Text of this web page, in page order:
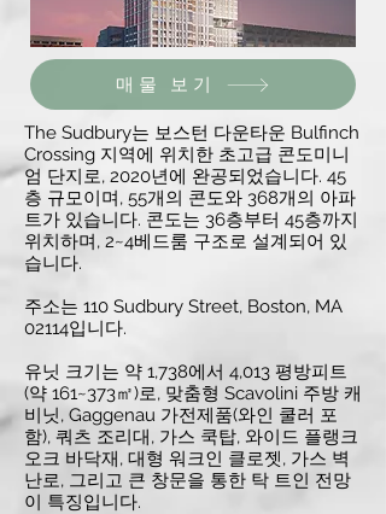
매물 보기
The Sudbury는 보스턴 다운타운 Bulfinch
Crossing 지역에 위치한 초고급 콘도미니
엄 단지로, 2020년에 완공되었습니다. 45
층 규모이며, 55개의 콘도와 368개의 아파
트가 있습니다. 콘도는 36층부터 45층까지
위치하며, 2~4베드룸 구조로 설계되어 있
습니다.
주소는 110 Sudbury Street, Boston, MA
02114입니다.
유닛 크기는 약 1,738에서 4,013 평방피트
(약 161~373㎡)로, 맞춤형 Scavolini 주방 캐
비닛, Gaggenau 가전제품(와인 쿨러 포
함), 쿼츠 조리대, 가스 쿡탑, 와이드 플랭크
오크 바닥재, 대형 워크인 클로젯, 가스 벽
난로, 그리고 큰 창문을 통한 탁 트인 전망
이 특징입니다.